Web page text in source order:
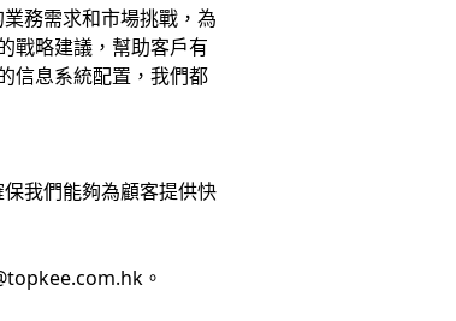
務需求和市場挑戰，為
戰略建議，幫助客戶有
信息系統配置，我們都
我們能夠為顧客提供快
。